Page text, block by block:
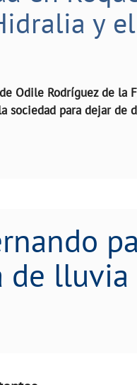
y el
Odile Rodríguez de la
sociedad para dejar de
de lluvia